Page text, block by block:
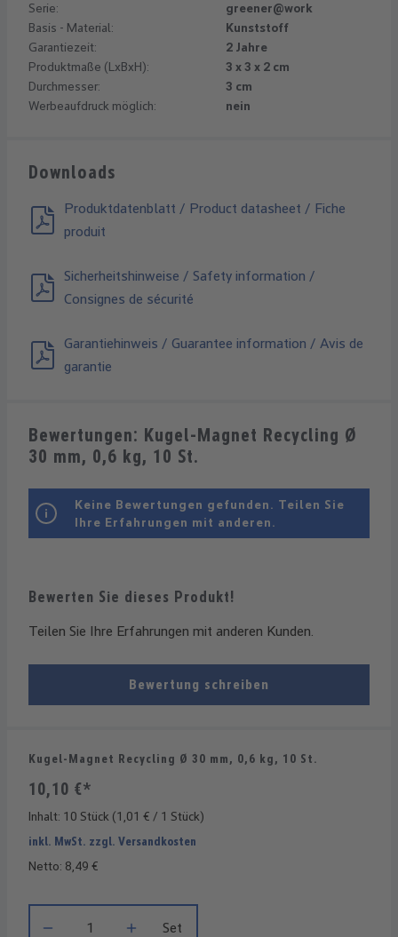
Serie:
greener@work
Basis - Material:
Kunststoff
Garantiezeit:
2 Jahre
Produktmaße (LxBxH):
3 x 3 x 2 cm
Durchmesser:
3 cm
Werbeaufdruck möglich:
nein
Downloads
Produktdatenblatt / Product datasheet / Fiche
produit
Sicherheitshinweise / Safety information /
Consignes de sécurité
Garantiehinweis / Guarantee information / Avis de
garantie
Bewertungen: Kugel-Magnet Recycling Ø
30 mm, 0,6 kg, 10 St.
Bewerten Sie dieses Produkt!
Teilen Sie Ihre Erfahrungen mit anderen Kunden.
Bewertung schreiben
Keine Bewertungen gefunden. Teilen Sie
Ihre Erfahrungen mit anderen.
Kugel-Magnet Recycling Ø 30 mm, 0,6 kg, 10 St.
10,10 €*
Inhalt: 10 Stück (1,01 € / 1 Stück)
inkl. MwSt. zzgl. Versandkosten
Netto: 8,49 €
Set